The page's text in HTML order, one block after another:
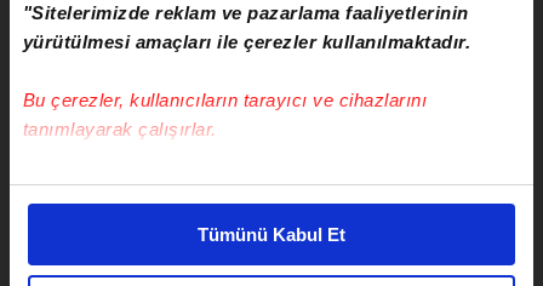
"Sitelerimizde reklam ve pazarlama faaliyetlerinin
yürütülmesi amaçları ile çerezler kullanılmaktadır.
Bu çerezler, kullanıcıların tarayıcı ve cihazlarını
tanımlayarak çalışırlar.
Bu çerezlere izin vermeniz halinde sizlere özel
daha iyi reklam deneyimi yaşatabiliriz. Bunu yaparken
amacımızın size daha iyi bir reklam deneyimi sunmak
Tümünü Kabul Et